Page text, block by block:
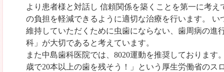
より患者様と対話し 信頼関係を築くことを第一に考え
の負担を軽減できるように適切な治療を行います。 い
維持していただくために虫歯にならない、歯周病の進
科」が大切であると考えています。
また中島歯科医院では、8020運動を推奨しております
歳で20本以上の歯を残そう！」という厚生労働省のス